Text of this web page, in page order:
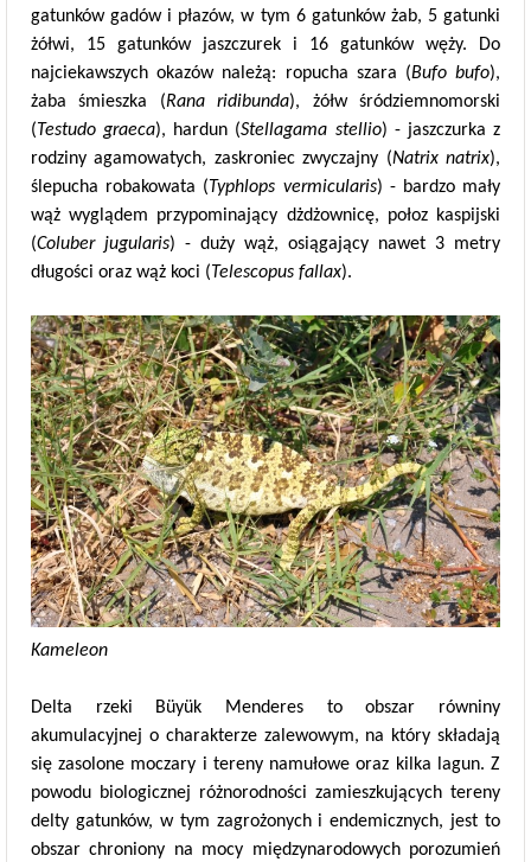
gatunków gadów i płazów, w tym 6 gatunków żab, 5 gatunki
żółwi, 15 gatunków jaszczurek i 16 gatunków węży. Do
najciekawszych okazów należą: ropucha szara (Bufo bufo),
żaba śmieszka (Rana ridibunda), żółw śródziemnomorski
(Testudo graeca), hardun (Stellagama stellio) - jaszczurka z
rodziny agamowatych, zaskroniec zwyczajny (Natrix natrix),
ślepucha robakowata (Typhlops vermicularis) - bardzo mały
wąż wyglądem przypominający dżdżownicę, połoz kaspijski
(Coluber jugularis) - duży wąż, osiągający nawet 3 metry
długości oraz wąż koci (Telescopus fallax).
Kameleon
Delta rzeki Büyük Menderes to obszar równiny
akumulacyjnej o charakterze zalewowym, na który składają
się zasolone moczary i tereny namułowe oraz kilka lagun. Z
powodu biologicznej różnorodności zamieszkujących tereny
delty gatunków, w tym zagrożonych i endemicznych, jest to
obszar chroniony na mocy międzynarodowych porozumień